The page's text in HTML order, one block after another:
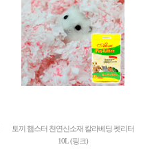
토끼 햄스터 천연신소재 칼라베딩 펫리터
10L (핑크)